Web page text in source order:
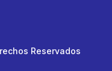
Reservados